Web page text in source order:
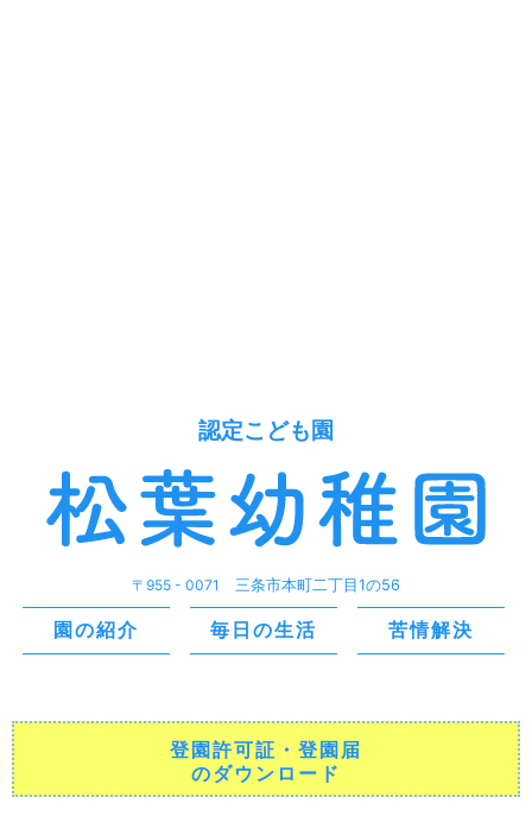
認定こども園
〒955 - 0071 三条市本町二丁目1の56
園の紹介 毎日の生活 苦情解決
登園許可証・登園届
のダウンロード